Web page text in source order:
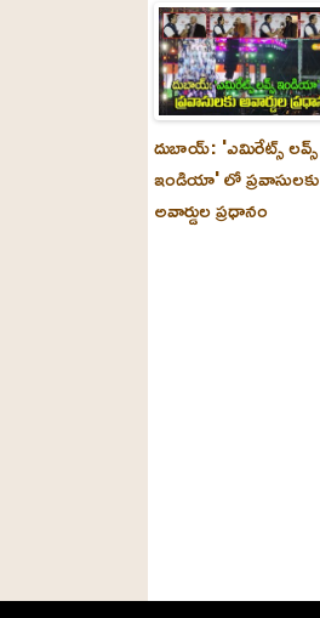
దుబాయ్: 'ఎమిరేట్స్ లవ్స్
ఇండియా' లో ప్రవాసులకు
అవార్డుల ప్రధానం